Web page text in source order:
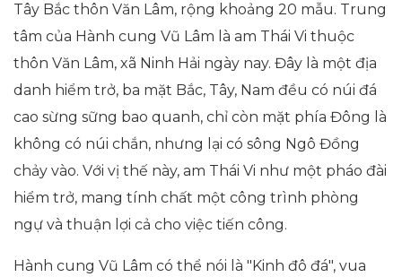
Tây Bắc thôn Văn Lâm, rộng khoảng 20 mẫu. Trung
tâm của Hành cung Vũ Lâm là am Thái Vi thuộc
thôn Văn Lâm, xã Ninh Hải ngày nay. Đây là một địa
danh hiểm trở, ba mặt Bắc, Tây, Nam đều có núi đá
cao sừng sững bao quanh, chỉ còn mặt phía Đông là
không có núi chắn, nhưng lại có sông Ngô Đồng
chảy vào. Với vị thế này, am Thái Vi như một pháo đài
hiểm trở, mang tính chất một công trình phòng
ngự và thuận lợi cả cho việc tiến công.
Hành cung Vũ Lâm có thể nói là "Kinh đô đá", vua